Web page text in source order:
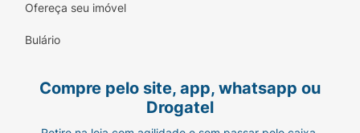
Ofereça seu imóvel
Bulário
Compre pelo site, app, whatsapp ou
Drogatel